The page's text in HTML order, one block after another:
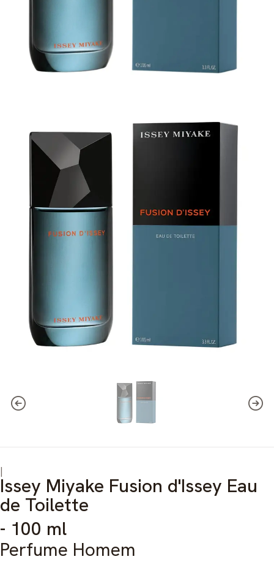
|
Issey Miyake Fusion d'Issey Eau
de Toilette
- 100 ml
Perfume Homem